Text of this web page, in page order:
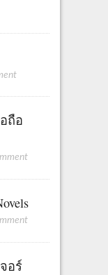
ถือ
อร์